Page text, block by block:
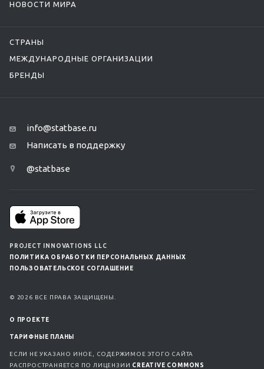
НОВОСТИ МИРА
СТРАНЫ
МЕЖДУНАРОДНЫЕ ОРГАНИЗАЦИИ
БРЕНДЫ
info@statbase.ru
Написать в поддержку
@statbase
PROJECT INNOVATIONS LLC
ПОЛИТИКА ОБРАБОТКИ ПЕРСОНАЛЬНЫХ ДАННЫХ
ПОЛЬЗОВАТЕЛЬСКОЕ СОГЛАШЕНИЕ
© 2026 ВСЕ ПРАВА ЗАЩИЩЕНЫ.
О ПРОЕКТЕ
ТАРИФНЫЕ ПЛАНЫ
ЕСЛИ НЕ УКАЗАНО ИНОЕ, СОДЕРЖИМОЕ ЭТОГО САЙТА
РАСПРОСТРАНЯЕТСЯ ПО ЛИЦЕНЗИИ CREATIVE COMMONS